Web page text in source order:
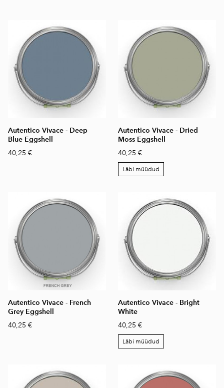
Autentico Vivace - Deep
Blue Eggshell
40,25 €
Autentico Vivace - Dried
Moss Eggshell
40,25 €
Läbi müüdud
Autentico Vivace - French
Grey Eggshell
40,25 €
Autentico Vivace - Bright
White
40,25 €
Läbi müüdud